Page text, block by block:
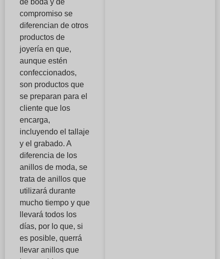
de boda y de
compromiso se
diferencian de otros
productos de
joyería en que,
aunque estén
confeccionados,
son productos que
se preparan para el
cliente que los
encarga,
incluyendo el tallaje
y el grabado. A
diferencia de los
anillos de moda, se
trata de anillos que
utilizará durante
mucho tiempo y que
llevará todos los
días, por lo que, si
es posible, querrá
llevar anillos que